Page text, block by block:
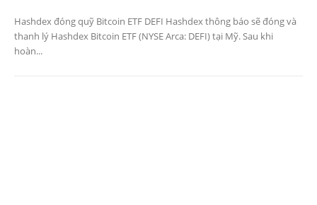
Hashdex đóng quỹ Bitcoin ETF DEFI Hashdex thông báo sẽ đóng và
thanh lý Hashdex Bitcoin ETF (NYSE Arca: DEFI) tại Mỹ. Sau khi
hoàn...